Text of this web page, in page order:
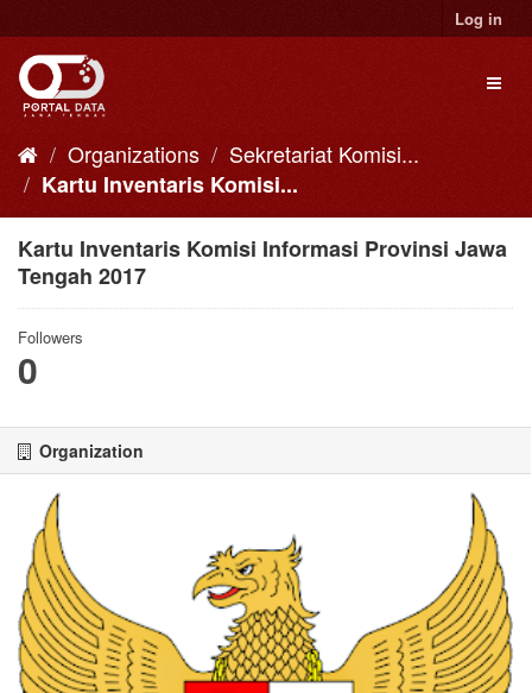
to
content
Log in
Organizations
Sekretariat Komisi...
Kartu Inventaris Komisi...
Kartu Inventaris Komisi Informasi Provinsi Jawa
Tengah 2017
Followers
0
Organization